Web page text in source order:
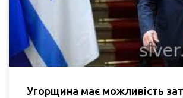
Угорщина має можливість